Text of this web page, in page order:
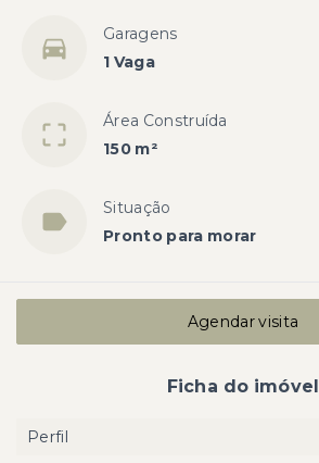
Garagens
1 Vaga
Área Construída
150 m²
Situação
Pronto para morar
Agendar visita
Ficha do imóvel
Perfil